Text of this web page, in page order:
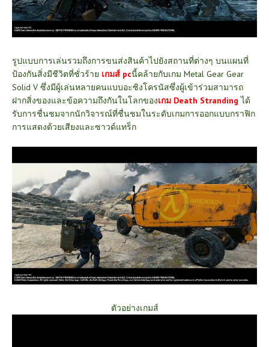
รูปแบบการเล่นรวมถึงการขนส่งสินค้าไปยังสถานที่ต่างๆ บนแผนที่
ป้องกันสิ่งมีชีวิตที่ชั่วร้าย เกมส์ pcนี้คล้ายกับเกม Metal Gear Gear
Solid V ซึ่งมีผู้เล่นหลายคนแบบอะซิงโครนัสซึ่งผู้เข้าร่วมสามารถ
ฝากสิ่งของและข้อความถึงกันในโลกของเกม Death Stranding ได้
รับการชื่นชมจากนักวิจารณ์ที่ชื่นชมในระดับเกมการออกแบบกราฟิก
การแสดงด้วยเสียงและซาวด์แทร็ก
ตัวอย่างเกมส์